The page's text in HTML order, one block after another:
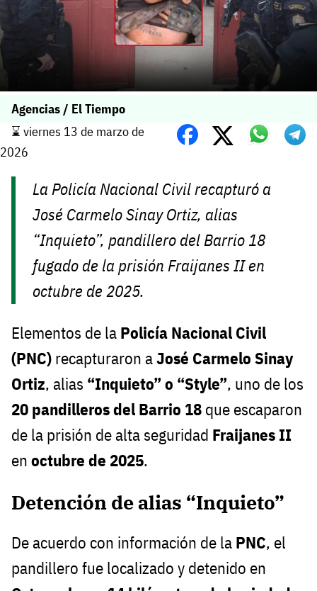
Agencias / El Tiempo
⌛️ viernes 13 de marzo de
2026
La Policía Nacional Civil recapturó a
José Carmelo Sinay Ortiz, alias
“Inquieto”, pandillero del Barrio 18
fugado de la prisión Fraijanes II en
octubre de 2025.
Elementos de la Policía Nacional Civil
(PNC) recapturaron aJosé Carmelo Sinay
Ortiz, alias “Inquieto” o “Style”, uno de los
20 pandilleros del Barrio 18 que escaparon
de la prisión de alta seguridad Fraijanes II
en octubre de 2025.
Detención de alias “Inquieto”
De acuerdo con información de la PNC, el
pandillero fue localizado y detenido en